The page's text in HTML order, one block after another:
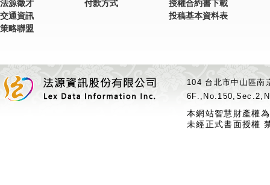
法源徵才
交通資訊
策略聯盟
付款方式
授權合約書下載
投稿基本資料表
104 台北市中山區
本網站智慧財產權
未經正式書面授權